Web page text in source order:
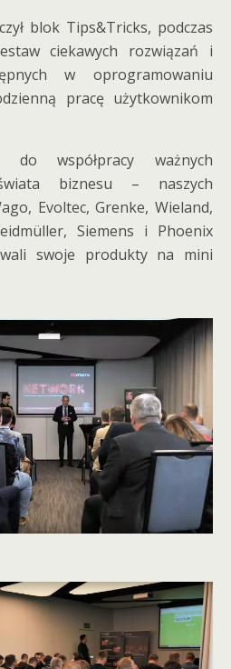
blok Tips&Tricks, podczas
ciekawych rozwiązań i
w oprogramowaniu
pracę użytkownikom
do współpracy ważnych
biznesu – naszych
Evoltec, Grenke, Wieland,
Siemens i Phoenix
swoje produkty na mini